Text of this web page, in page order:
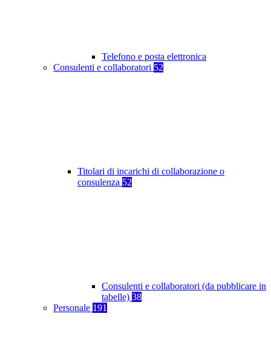
Telefono e posta elettronica
Consulenti e collaboratori 52
Titolari di incarichi di collaborazione o
consulenza 52
Consulenti e collaboratori (da pubblicare in
tabelle) 38
Personale 191